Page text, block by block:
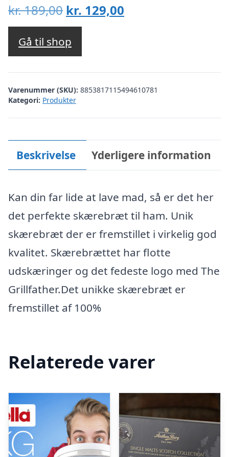
kr.189,00 Den
oprindelige
pris
var:
kr. 189,00.
kr. 129,00
kr. 129,00.
Gå til shop
Varenummer (SKU): 8853817115494610781
Kategori: Produkter
Beskrivelse Yderligere information
Kan din far lide at lave mad, så er det her
det perfekte skærebræt til ham. Unik
skærebræt der er fremstillet i virkelig god
kvalitet. Skærebrættet har flotte
udskæringer og det fedeste logo med The
Grillfather.Det unikke skærebræt er
fremstillet af 100%
Relaterede varer